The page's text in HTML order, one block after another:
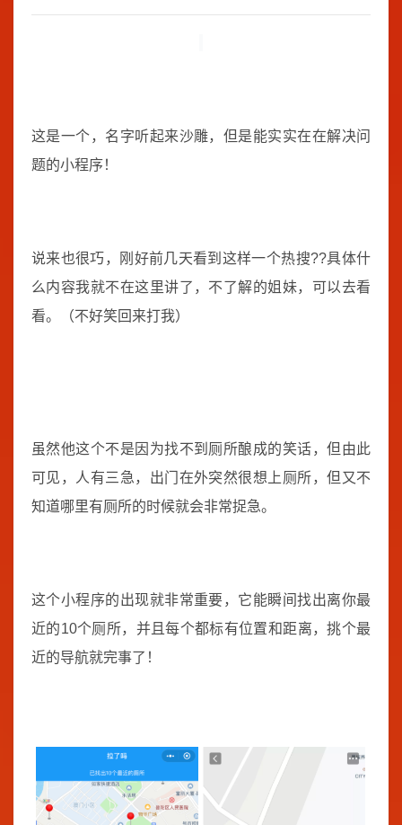
这是一个，名字听起来沙雕，但是能实实在在解决问
题的小程序！
说来也很巧，刚好前几天看到这样一个热搜??具体什
么内容我就不在这里讲了，不了解的姐妹，可以去看
看。（不好笑回来打我）
虽然他这个不是因为找不到厕所酿成的笑话，但由此
可见，人有三急，出门在外突然很想上厕所，但又不
知道哪里有厕所的时候就会非常捉急。
这个小程序的出现就非常重要，它能瞬间找出离你最
近的10个厕所，并且每个都标有位置和距离，挑个最
近的导航就完事了！